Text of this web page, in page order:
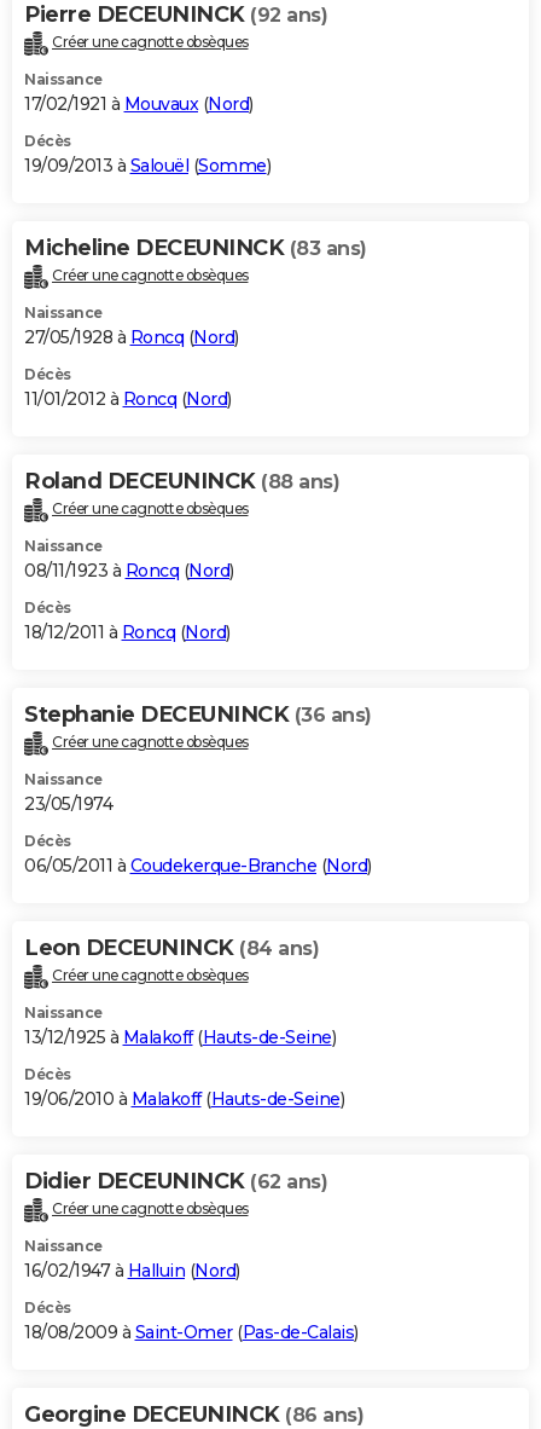
Pierre DECEUNINCK (92 ans)
Créer une cagnotte obsèques
Naissance
17/02/1921 à Mouvaux(Nord)
Décès
19/09/2013 à Salouël (Somme)
Micheline DECEUNINCK (83 ans)
Créer une cagnotte obsèques
Naissance
27/05/1928 à Roncq (Nord)
Décès
11/01/2012 à Roncq (Nord)
Roland DECEUNINCK (88 ans)
Créer une cagnotte obsèques
Naissance
08/11/1923 à Roncq (Nord)
Décès
18/12/2011 à Roncq (Nord)
Stephanie DECEUNINCK (36 ans)
Créer une cagnotte obsèques
Naissance
23/05/1974
Décès
06/05/2011 à Coudekerque-Branche (Nord)
Leon DECEUNINCK (84 ans)
Créer une cagnotte obsèques
Naissance
13/12/1925 à Malakoff(Hauts-de-Seine)
Décès
19/06/2010 à Malakoff(Hauts-de-Seine)
Didier DECEUNINCK (62 ans)
Créer une cagnotte obsèques
Naissance
16/02/1947 à Halluin (Nord)
Décès
18/08/2009 à Saint-Omer(Pas-de-Calais)
Georgine DECEUNINCK (86 ans)